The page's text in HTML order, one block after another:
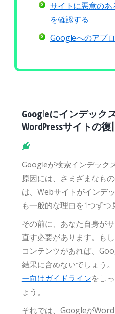
サイトに悪意の
を確認する
Googleへのアプ
Googleにインデック
WordPressサイトの
Googleが検索インデック
原因には、さまざまなも
は、Webサイトがインデ
も一般的な理由を1つずつ
その前に、あなた自身が
直す必要があります。も
コンテンツがあれば、
結果に含めないでしょう。
ー向けガイドラインをし
ょう。
それでは、Googleが